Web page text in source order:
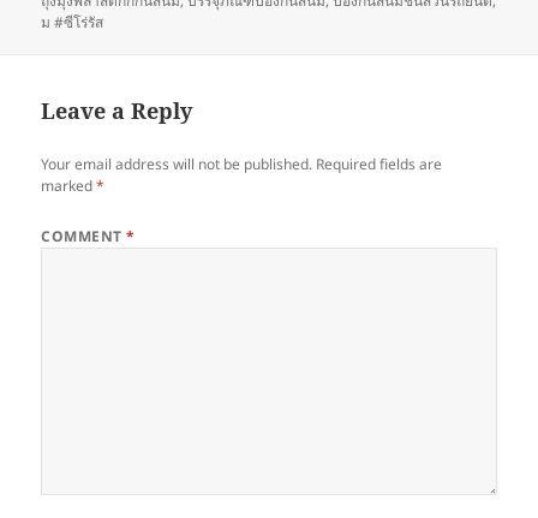
ม #ซีโร่รัส
Leave a Reply
Your email address will not be published. Required fields are
marked*
COMMENT*